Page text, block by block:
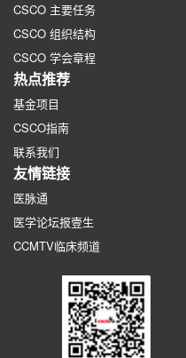
CSCO 主要任务
CSCO 组织结构
CSCO 学会章程
热点推荐
基金项目
CSCO指南
联系我们
友情链接
医脉通
医学论坛报壹生
CCMTV临床频道